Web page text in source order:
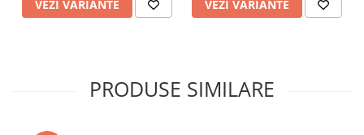
VEZI VARIANTE VEZI VARIANTE
PRODUSE SIMILARE